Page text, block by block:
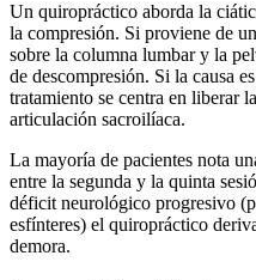
Un quiropráctico aborda la
la compresión. Si proviene de
sobre la columna lumbar y la
de descompresión. Si la causa
tratamiento se centra en liberar
articulación sacroilíaca.
La mayoría de pacientes nota
entre la segunda y la quinta
déficit neurológico progresivo
esfínteres) el quiropráctico
demora.